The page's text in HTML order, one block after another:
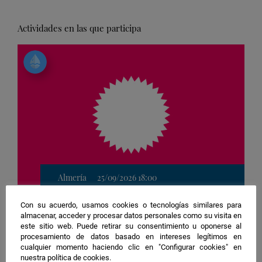
Actividades en las que participa
Almería
25/09/2026 18:00
Agricultura
Ubicación
de
la
4. Paseo de Almería
Agricultura con ciencia: cuidamos el
Con su acuerdo, usamos cookies o tecnologías similares para
almacenar, acceder y procesar datos personales como su visita en
este sitio web. Puede retirar su consentimiento u oponerse al
procesamiento de datos basado en intereses legítimos en
cualquier momento haciendo clic en "Configurar cookies" en
nuestra política de cookies.